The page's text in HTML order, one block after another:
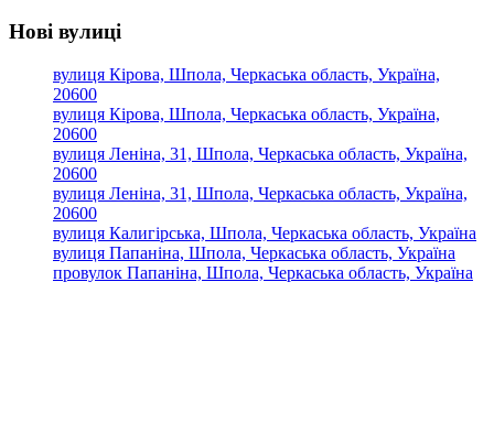
Нові вулиці
вулиця Кірова, Шпола, Черкаська область, Україна,
20600
вулиця Кірова, Шпола, Черкаська область, Україна,
20600
вулиця Леніна, 31, Шпола, Черкаська область, Україна,
20600
вулиця Леніна, 31, Шпола, Черкаська область, Україна,
20600
вулиця Калигірська, Шпола, Черкаська область, Україна
вулиця Папаніна, Шпола, Черкаська область, Україна
провулок Папаніна, Шпола, Черкаська область, Україна